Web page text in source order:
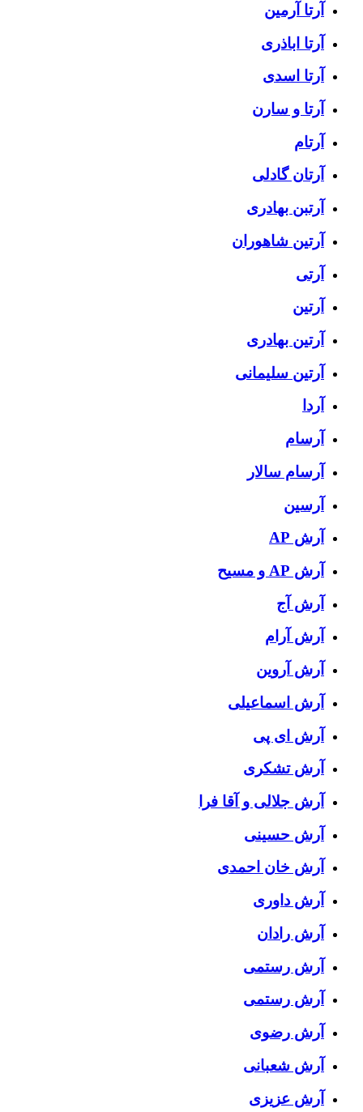
آرتا آرمین
آرتا اباذری
آرتا اسدی
آرتا و سارن
آرتام
آرتان گادلی
آرتبن بهادری
آرتين شاهوران
آرتی
آرتین
آرتین بهادری
آرتین سلیمانی
آردا
آرسام
آرسام سالار
آرسین
آرش AP
آرش AP و مسیح
آرش آج
آرش آرام
آرش آروین
آرش اسماعیلی
آرش ای پی
آرش تشکری
آرش جلالی و آقا فرا
آرش حسینی
آرش خان احمدی
آرش داوری
آرش رادان
آرش رستمى
آرش رستمی
آرش رضوی
آرش شعبانی
آرش عزیزی